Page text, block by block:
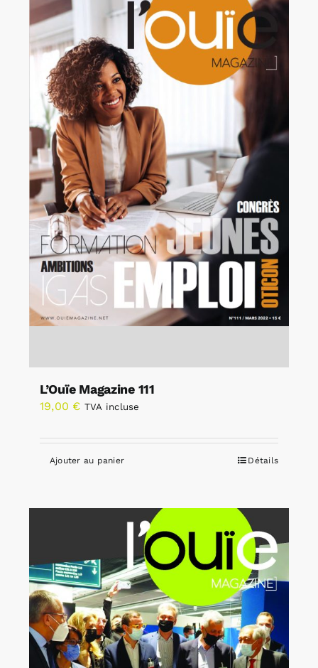
L’Ouïe Magazine 111
19,00 € TVA incluse
Ajouter au panier Détails